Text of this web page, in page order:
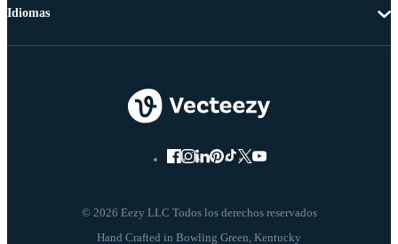
© 2026 Eezy LLC Todos los derechos reservados
Idiomas